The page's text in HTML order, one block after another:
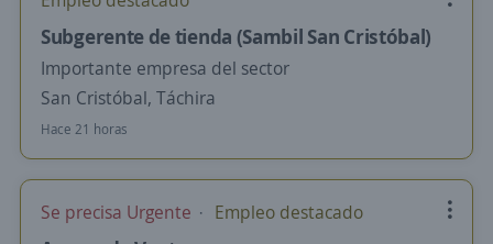
Subgerente de tienda (Sambil San Cristóbal)
Importante empresa del sector
San Cristóbal, Táchira
Hace 21 horas
Se precisa Urgente Empleo destacado